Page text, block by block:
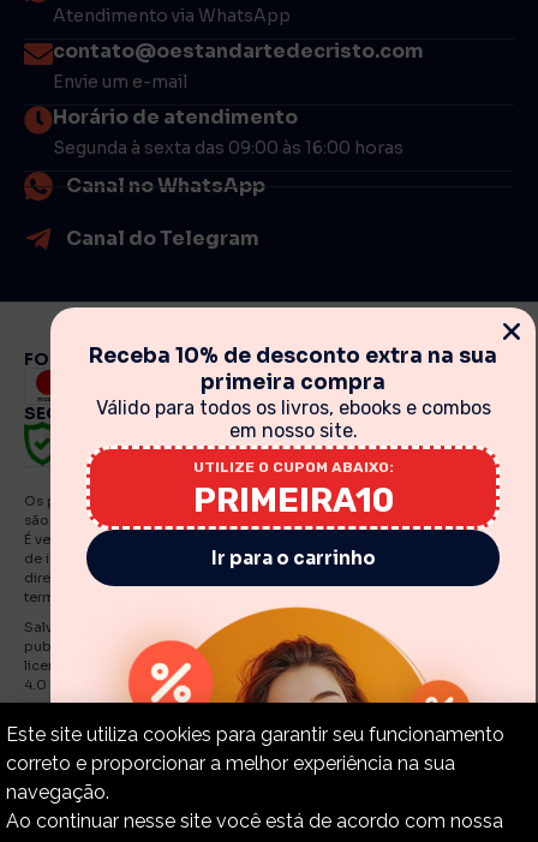
Atendimento via WhatsApp
contato@oestandartedecristo.com
Envie um e-mail
Horário de atendimento
Segunda à sexta das 09:00 às 16:00 horas
Canal no WhatsApp
Canal do Telegram
FORMAS DE PAGAMENTO
SEGURANÇA
Os preços, promoções, condições de pagamento, frete e produtos
são válidos exclusivamente para compras realizadas via internet.
É vedada qualquer reprodução, total ou parcial, de qualquer elemento
de identidade, sem expressa autorização. A violação de qualquer
direito mencionado implicará na responsabilização cível e criminal nos
termos da Lei. Fotos meramente ilustrativas.
Salvo indicações em contrário, os e Books e artigos traduzidos e
publicados por O Estandarte de Cristo estão licenciadas de uma
licença Creative Commons Attribution-NonCommercial-No Derivatives
4.0 International Public.
Copyright © 2015-2024 – Estandarte de Cristo. Todos os
Receba 10% de desconto extra na sua
primeira compra
Válido para todos os livros, ebooks e combos
em nosso site.
UTILIZE O CUPOM ABAIXO:
PRIMEIRA10
Ir para o carrinho
Este site utiliza cookies para garantir seu funcionamento
correto e proporcionar a melhor experiência na sua
navegação.
Ao continuar nesse site você está de acordo com nossa